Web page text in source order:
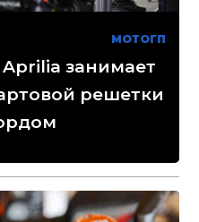
МОТОГП
занимает
решетки